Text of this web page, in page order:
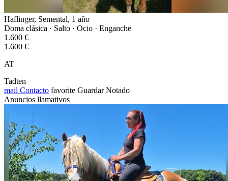
Haflinger, Semental, 1 año
Doma clásica · Salto · Ocio · Enganche
1.600 €
1.600 €
AT
Tadten
mail Contacto favorite Guardar Notado
Anuncios llamativos